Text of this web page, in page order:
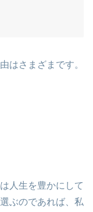
はさまざまです。
人生を豊かにして
ぶのであれば、私